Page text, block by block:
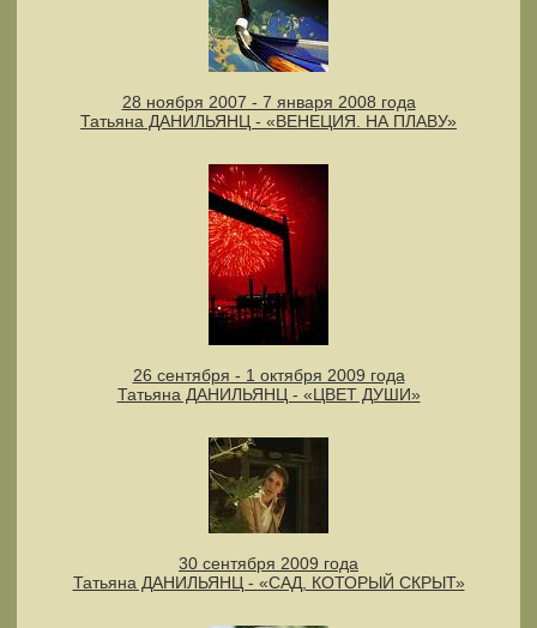
28 ноября 2007 - 7 января 2008 года
Татьяна ДАНИЛЬЯНЦ - «ВЕНЕЦИЯ. НА ПЛАВУ»
26 сентября - 1 октября 2009 года
Татьяна ДАНИЛЬЯНЦ - «ЦВЕТ ДУШИ»
30 сентября 2009 года
Татьяна ДАНИЛЬЯНЦ - «САД, КОТОРЫЙ СКРЫТ»